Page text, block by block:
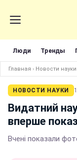
Люди Тренды
Главная › Новости науки
НОВОСТИ НАУКИ
Видатний
вперше
Вчені показали